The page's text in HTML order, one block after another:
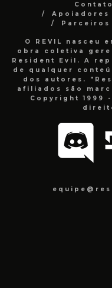
Contato
Apoiadores
Parceiros
O REVIL nasceu
obra coletiva
Resident Evil. A
de qualquer
dos autores.
afiliados são
Copyright 1999